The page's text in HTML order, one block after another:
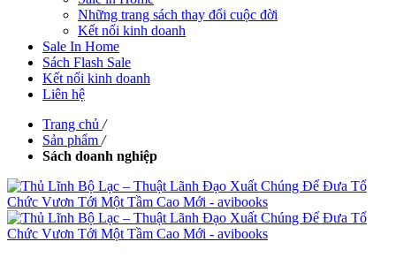
Những trang sách thay đổi cuộc đời
Kết nối kinh doanh
Sale In Home
Sách Flash Sale
Kết nối kinh doanh
Liên hệ
Trang chủ /
Sản phẩm /
Sách doanh nghiệp